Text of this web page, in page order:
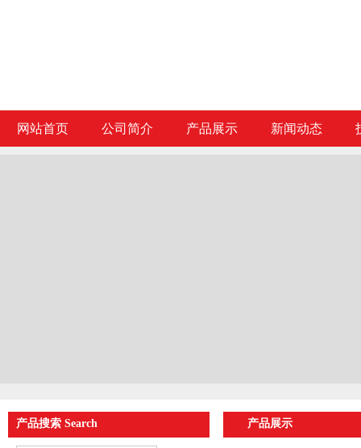
网站首页 公司简介 产品展示 新闻动态
产品搜索 Search 产品展示